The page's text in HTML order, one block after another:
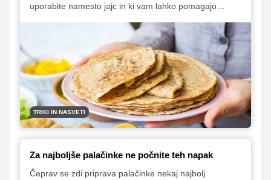
uporabite namesto jajc in ki vam lahko pomagajo
TRIKI IN NASVETI
Za najboljše palačinke ne počnite teh napak
Čeprav se zdi priprava palačinke nekaj najbolj